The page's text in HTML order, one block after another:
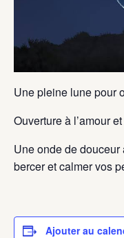
Une pleine lune pour
Ouverture à l’amour
Une onde de
bercer et calmer vos
Ajouter au